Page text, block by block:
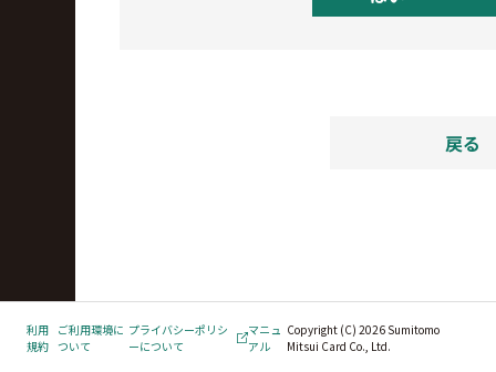
戻る
利用
規約
ご利用環境に
ついて
プライバシーポリシ
ーについて
マニュ
アル
Copyright (C) 2026 Sumitomo
Mitsui Card Co., Ltd.